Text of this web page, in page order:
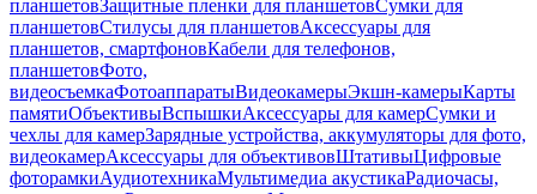
планшетовЗащитные пленки для планшетовСумки для
планшетовСтилусы для планшетовАксессуары для
планшетов, смартфоновКабели для телефонов,
планшетовФото,
видеосъемкаФотоаппаратыВидеокамерыЭкшн-камерыКарты
памятиОбъективыВспышкиАксессуары для камерСумки и
чехлы для камерЗарядные устройства, аккумуляторы для фото,
видеокамерАксессуары для объективовШтативыЦифровые
фоторамкиАудиотехникаМультимедиа акустикаРадиочасы,